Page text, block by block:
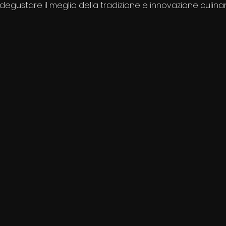
il meglio della tradizione e innovazione